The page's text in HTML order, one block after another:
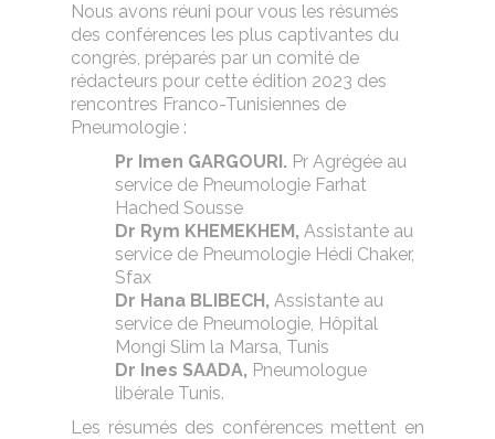
Nous avons réuni pour vous les résumés
des conférences les plus captivantes du
congrès, préparés par un comité de
rédacteurs pour cette édition 2023 des
rencontres Franco-Tunisiennes de
Pneumologie :
Pr Imen GARGOURI. Pr Agrégée au
service de Pneumologie Farhat
Hached Sousse
Dr Rym KHEMEKHEM, Assistante au
service de Pneumologie Hédi Chaker,
Sfax
Dr Hana BLIBECH, Assistante au
service de Pneumologie, Hôpital
Mongi Slim la Marsa, Tunis
Dr Ines SAADA, Pneumologue
libérale Tunis.
Les résumés des conférences mettent en